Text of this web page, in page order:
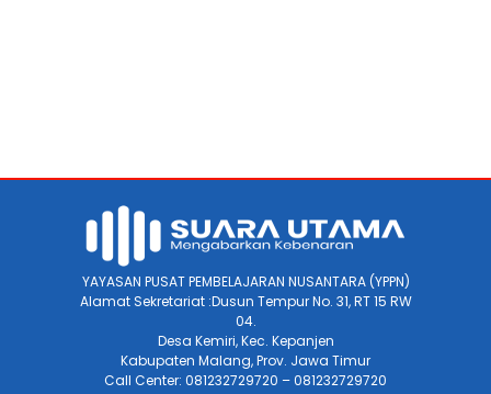
YAYASAN PUSAT PEMBELAJARAN NUSANTARA (YPPN)
Alamat Sekretariat :Dusun Tempur No. 31, RT 15 RW
04.
Desa Kemiri, Kec. Kepanjen
Kabupaten Malang, Prov. Jawa Timur
Call Center: 081232729720 – 081232729720